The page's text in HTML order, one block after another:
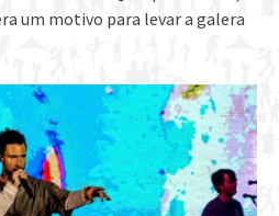
um motivo para levar a galera